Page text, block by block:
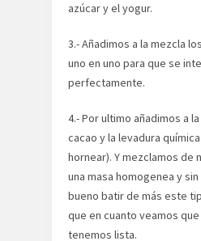
azúcar y el yogur.
3.- Añadimos a la mezcla
uno en uno para que se
perfectamente.
4.- Por ultimo añadimos a
cacao y la levadura
hornear). Y mezclamos de
una masa homogenea y
bueno batir de más este
que en cuanto veamos
tenemos lista.